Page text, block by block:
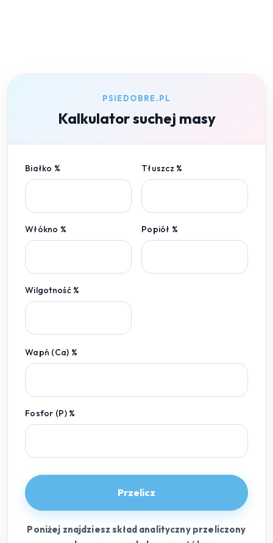
PSIEDOBRE.PL
Kalkulator suchej masy
Białko % Tłuszcz %
Włókno % Popiół %
Wilgotność %
Wapń (Ca) %
Fosfor (P) %
Przelicz
Poniżej znajdziesz skład analityczny przeliczony